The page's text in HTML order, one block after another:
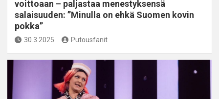
voittoaan – paljastaa menestyksensä
salaisuuden: ”Minulla on ehkä Suomen kovin
pokka”
30.3.2025 Putousfanit